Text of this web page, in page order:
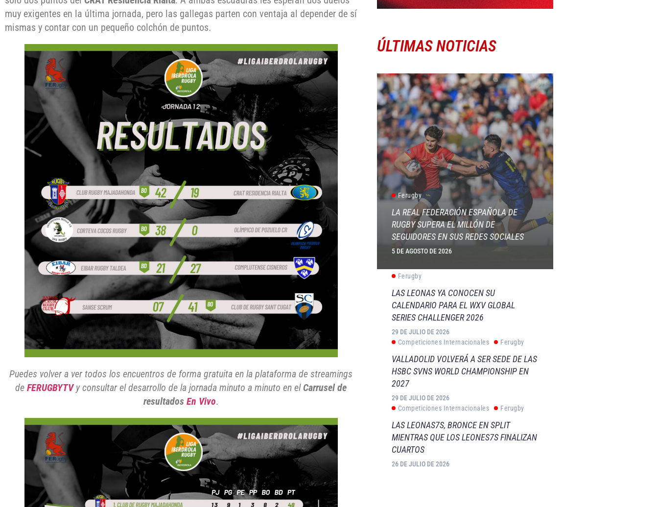
muy exigentes en la última jornada, pero las gallegas parten con ventaja al depender de sí
mismas y contar con un pequeño colchón de puntos.
Puedes volver a ver todos los encuentros de forma gratuita en la plataforma de streamings
deFERUGBYTVy consultar el desarrollo de la jornada minuto a minuto en el Carrusel de
resultadosEn Vivo.
ÚLTIMAS NOTICIAS
Ferugby
LA REAL FEDERACIÓN ESPAÑOLA DE
RUGBY SUPERA EL MILLÓN DE
SEGUIDORES EN SUS REDES SOCIALES
5 DE AGOSTO DE 2026
Ferugby
LAS LEONAS YA CONOCEN SU
CALENDARIO PARA EL WXV GLOBAL
SERIES CHALLENGER 2026
29 DE JULIO DE 2026
Competiciones Internacionales
Ferugby
VALLADOLID VOLVERÁ A SER SEDE DE LAS
HSBC SVNS WORLD CHAMPIONSHIP EN
2027
29 DE JULIO DE 2026
Competiciones Internacionales
Ferugby
LAS LEONAS7S, BRONCE EN SPLIT
MIENTRAS QUE LOS LEONES7S FINALIZAN
CUARTOS
26 DE JULIO DE 2026